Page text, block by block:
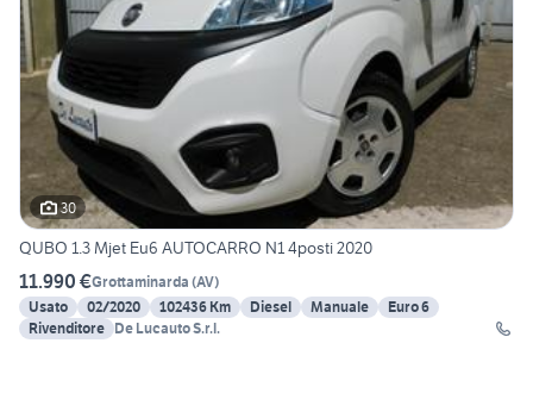
30
QUBO 1.3 Mjet Eu6 AUTOCARRO N1 4posti 2020
11.990 €Grottaminarda (AV)
Usato
02/2020 102436 Km Diesel Manuale
Euro 6
Rivenditore De Lucauto S.r.l.